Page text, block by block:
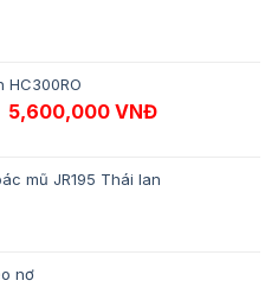
HC300RO
Giá gốc là: 5,670,000 VNĐ.
5,600,000 VNĐGiá hiện tại
mũ JR195 Thái lan
nơ